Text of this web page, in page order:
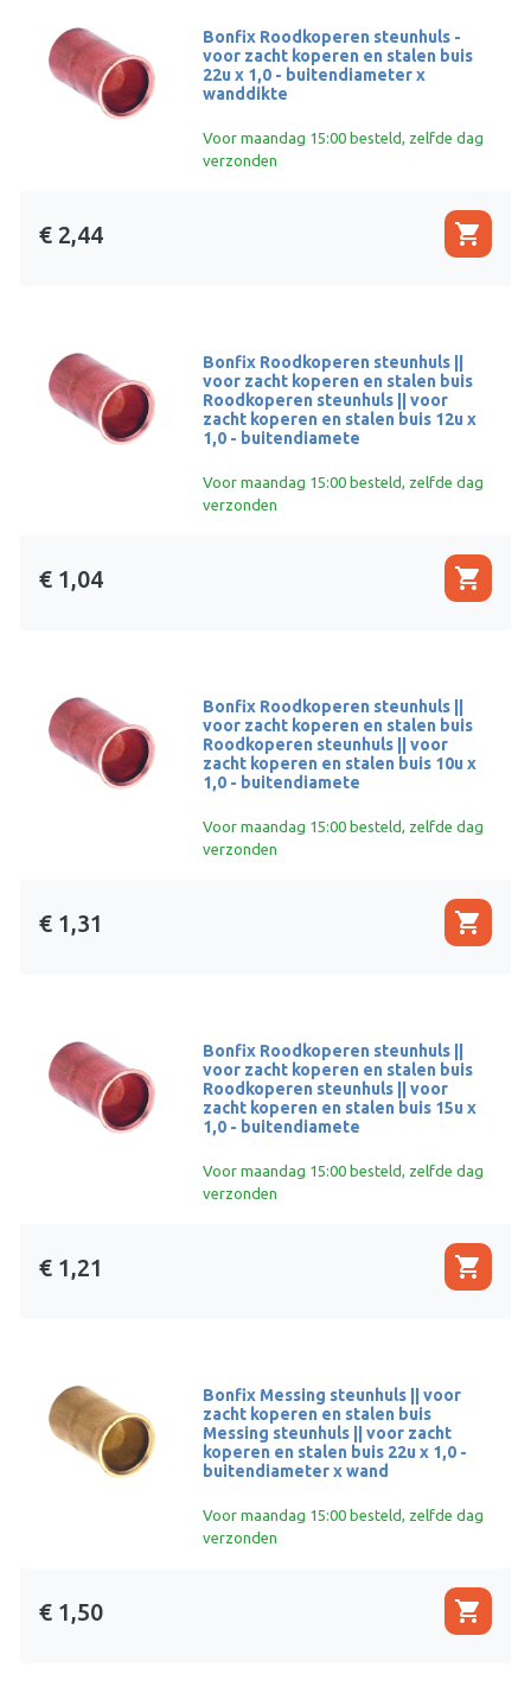
Bonfix Roodkoperen steunhuls -
voor zacht koperen en stalen buis
22u x 1,0 - buitendiameter x
wanddikte
Voor maandag 15:00 besteld, zelfde dag
verzonden
€ 2,44 shopping_cart
Bonfix Roodkoperen steunhuls ||
voor zacht koperen en stalen buis
Roodkoperen steunhuls || voor
zacht koperen en stalen buis 12u x
1,0 - buitendiamete
Voor maandag 15:00 besteld, zelfde dag
verzonden
€ 1,04 shopping_cart
Bonfix Roodkoperen steunhuls ||
voor zacht koperen en stalen buis
Roodkoperen steunhuls || voor
zacht koperen en stalen buis 10u x
1,0 - buitendiamete
Voor maandag 15:00 besteld, zelfde dag
verzonden
€ 1,31 shopping_cart
Bonfix Roodkoperen steunhuls ||
voor zacht koperen en stalen buis
Roodkoperen steunhuls || voor
zacht koperen en stalen buis 15u x
1,0 - buitendiamete
Voor maandag 15:00 besteld, zelfde dag
verzonden
€ 1,21 shopping_cart
Bonfix Messing steunhuls || voor
zacht koperen en stalen buis
Messing steunhuls || voor zacht
koperen en stalen buis 22u x 1,0 -
buitendiameter x wand
Voor maandag 15:00 besteld, zelfde dag
verzonden
€ 1,50 shopping_cart